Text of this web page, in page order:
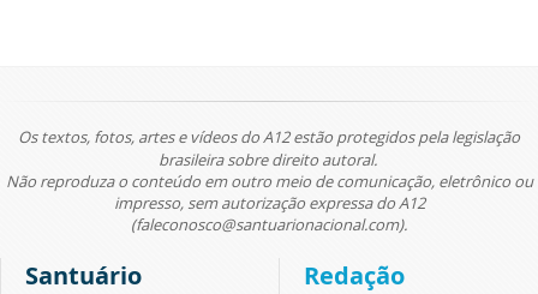
Os textos, fotos, artes e vídeos do A12 estão protegidos pela legislação
brasileira sobre direito autoral.
Não reproduza o conteúdo em outro meio de comunicação, eletrônico ou
impresso, sem autorização expressa do A12
(faleconosco@santuarionacional.com).
Santuário Redação